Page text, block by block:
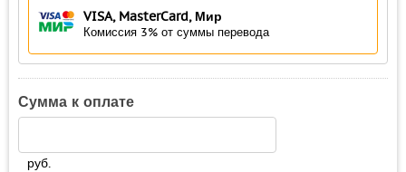
VISA, MasterCard, Мир
Комиссия 3% от суммы перевода
Сумма к оплате
руб.